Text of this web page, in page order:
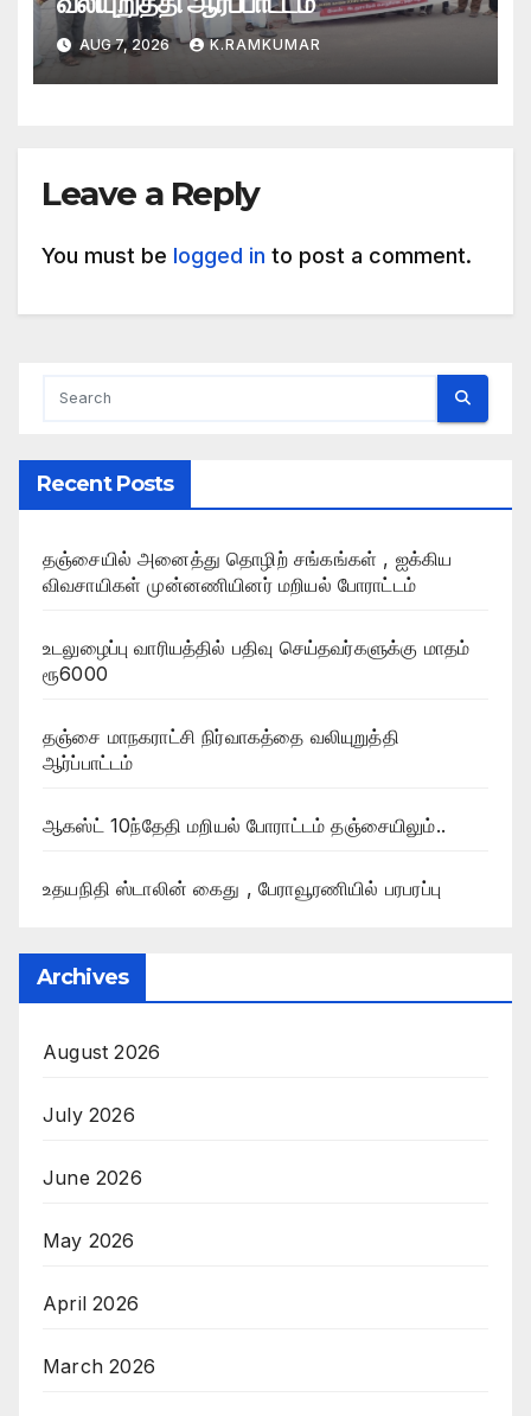
AUG 7, 2026 K.RAMKUMAR
Leave a Reply
You must be logged in to post a comment.
Recent Posts
தஞ்சையில் அனைத்து தொழிற் சங்கங்கள் , ஐக்கிய
விவசாயிகள் முன்னணியினர் மறியல் போராட்டம்
உடலுழைப்பு வாரியத்தில் பதிவு செய்தவர்களுக்கு மாதம்
ரூ6000
தஞ்சை மாநகராட்சி நிர்வாகத்தை வலியுறுத்தி
ஆர்ப்பாட்டம்
ஆகஸ்ட் 10ந்தேதி மறியல் போராட்டம் தஞ்சையிலும்..
உதயநிதி ஸ்டாலின் கைது , பேராவூரணியில் பரபரப்பு
Archives
August 2026
July 2026
June 2026
May 2026
April 2026
March 2026